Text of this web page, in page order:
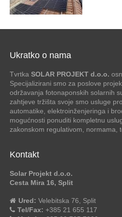
Ukratko o nama
Tvrtka SOLAR PROJEKT d.o.o.
Specijalizirani smo za poslove
održavanja fotonaponskih solarnih
zahtjeve tržišta svoje smo usluge
automatike, elektroinženjeringa i
mogućnosti ponuditi kompletnu
zakonskom regulativom, normama,
Kontakt
Solar Projekt d.o.o.
Cesta Mira 16, Split
Ured: Velebitska 76, Split
Tel/Fax: +385 21 655 117